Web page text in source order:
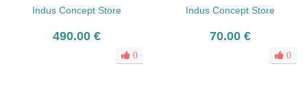
Indus Concept Store
490.00 €
0
Indus Concept Store
70.00 €
0